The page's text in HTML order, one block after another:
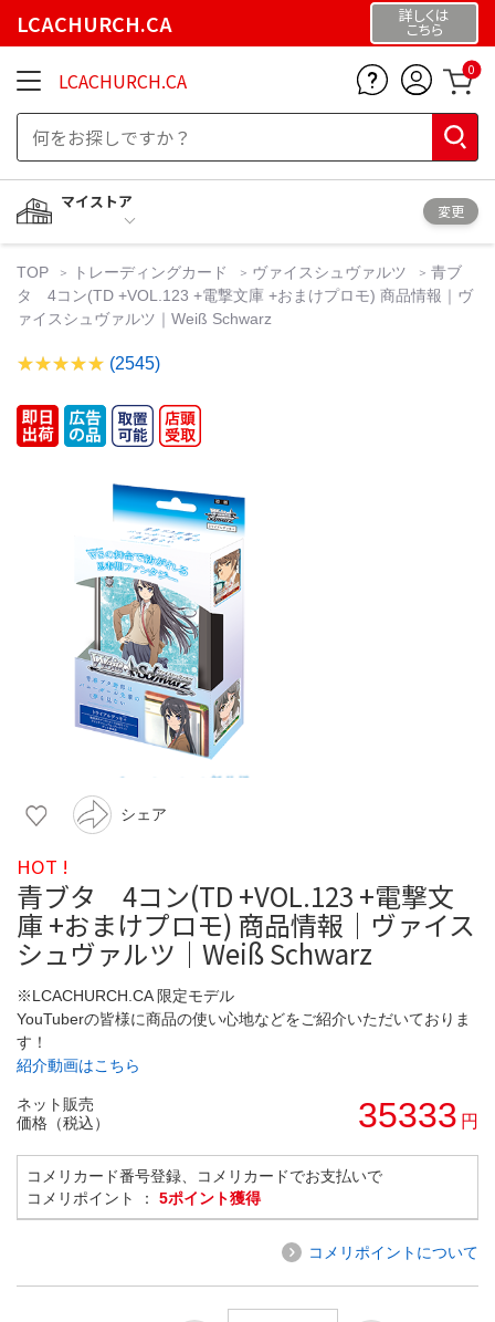
LCACHURCH.CA 詳しくは
こちら
LCACHURCH.CA 0
マイストア
変更
TOP トレーディングカード ヴァイスシュヴァルツ
青ブ
タ 4コン(TD +VOL.123 +電撃文庫 +おまけプロモ) 商品情報｜ヴ
ァイスシュヴァルツ｜Weiß Schwarz
(2545)
シェア
HOT !
青ブタ 4コン(TD +VOL.123 +電撃文
庫 +おまけプロモ) 商品情報｜ヴァイス
シュヴァルツ｜Weiß Schwarz
※LCACHURCH.CA 限定モデル
YouTuberの皆様に商品の使い心地などをご紹介いただいておりま
す！
紹介動画はこちら
ネット販売
価格（税込）
35333 円
コメリカード番号登録、コメリカードでお支払いで
コメリポイント ： 5ポイント獲得
コメリポイントについて